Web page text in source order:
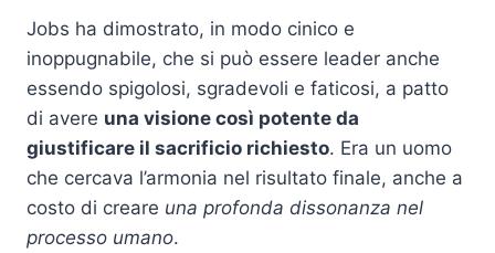
Jobs ha dimostrato, in modo cinico e
inoppugnabile, che si può essere leader anche
essendo spigolosi, sgradevoli e faticosi, a patto
di avere una visione così potente da
giustificare il sacrificio richiesto. Era un uomo
che cercava l’armonia nel risultato finale, anche a
costo di creare una profonda dissonanza nel
processo umano.